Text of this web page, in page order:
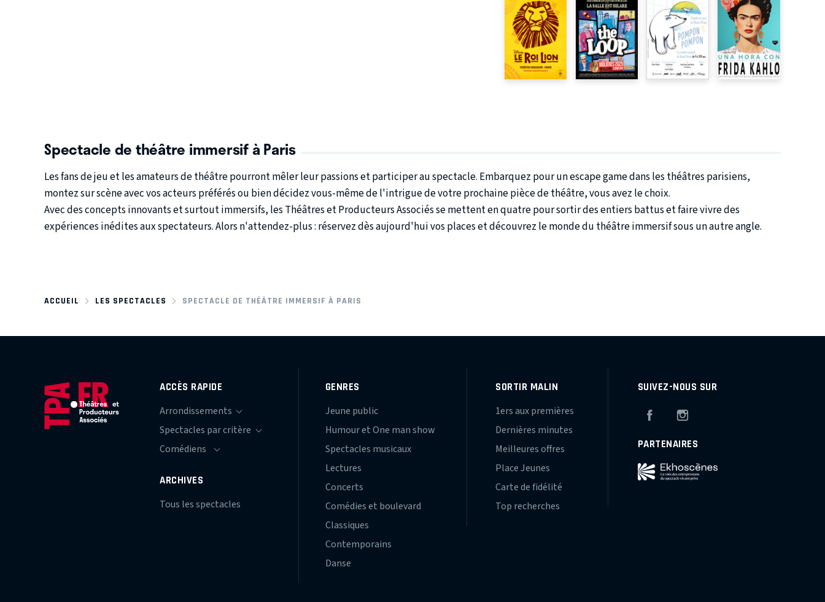
Spectacle de théâtre immersif à Paris
Les fans de jeu et les amateurs de théâtre pourront mêler leur passions et participer au spectacle. Embarquez pour un escape game dans les théâtres parisiens,
montez sur scène avec vos acteurs préférés ou bien décidez vous-même de l'intrigue de votre prochaine pièce de théâtre, vous avez le choix.
Avec des concepts innovants et surtout immersifs, les Théâtres et Producteurs Associés se mettent en quatre pour sortir des entiers battus et faire vivre des
expériences inédites aux spectateurs. Alors n'attendez-plus : réservez dès aujourd'hui vos places et découvrez le monde du théâtre immersif sous un autre angle.
ACCUEIL LES SPECTACLES SPECTACLE DE THÉÂTRE IMMERSIF À PARIS
ACCÈS RAPIDE
ARCHIVES
Tous les spectacles
GENRES
Jeune public
Humour et One man show
Spectacles musicaux
Lectures
Concerts
Comédies et boulevard
Classiques
Contemporains
Danse
SORTIR MALIN
1ers aux premières
Dernières minutes
Meilleures offres
Place Jeunes
Carte de fidélité
Top recherches
SUIVEZ-NOUS SUR
Facebook
PARTENAIRES